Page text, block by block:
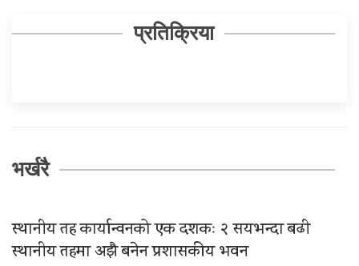
प्रतिक्रिया
भर्खरै
स्थानीय तह कार्यान्वनको एक दशकः २ सयभन्दा बढी
स्थानीय तहमा अझै बनेन प्रशासकीय भवन